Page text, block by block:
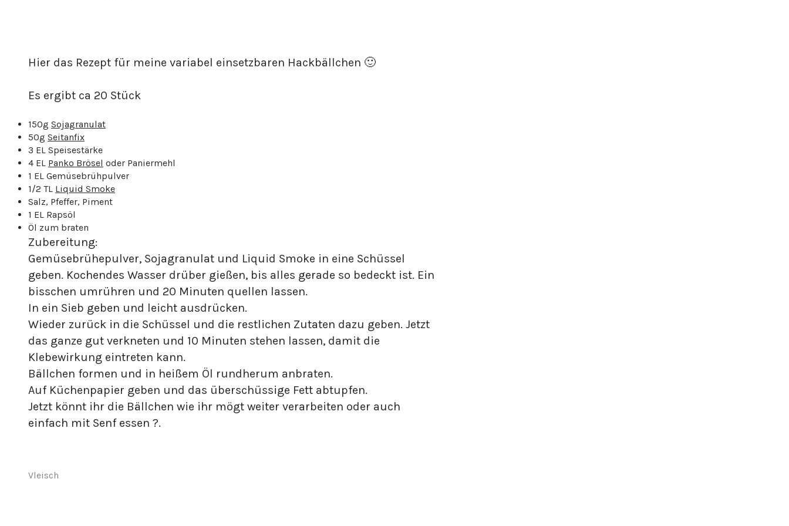
Hier das Rezept für meine variabel einsetzbaren Hackbällchen 🙂
Es ergibt ca 20 Stück
150g Sojagranulat
50g Seitanfix
3 EL Speisestärke
4 EL Panko Brösel oder Paniermehl
1 EL Gemüsebrühpulver
1/2 TL Liquid Smoke
Salz, Pfeffer, Piment
1 EL Rapsöl
Öl zum braten
Zubereitung:
Gemüsebrühepulver, Sojagranulat und Liquid Smoke in eine Schüssel
geben. Kochendes Wasser drüber gießen, bis alles gerade so bedeckt ist. Ein
bisschen umrühren und 20 Minuten quellen lassen.
In ein Sieb geben und leicht ausdrücken.
Wieder zurück in die Schüssel und die restlichen Zutaten dazu geben. Jetzt
das ganze gut verkneten und 10 Minuten stehen lassen, damit die
Klebewirkung eintreten kann.
Bällchen formen und in heißem Öl rundherum anbraten.
Auf Küchenpapier geben und das überschüssige Fett abtupfen.
Jetzt könnt ihr die Bällchen wie ihr mögt weiter verarbeiten oder auch
einfach mit Senf essen ?.